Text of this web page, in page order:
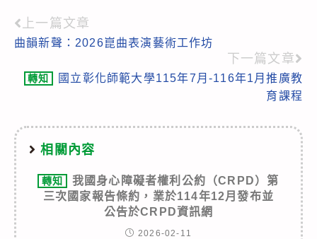
Read
more
articles
上一篇文章
曲韻新聲：2026崑曲表演藝術工作坊
下一篇文章
轉知
國立彰化師範大學115年7月-116年1月推廣教
育課程
相關內容
轉知
我國身心障礙者權利公約（CRPD）第
三次國家報告條約，業於114年12月發布並
公告於CRPD資訊網
2026-02-11